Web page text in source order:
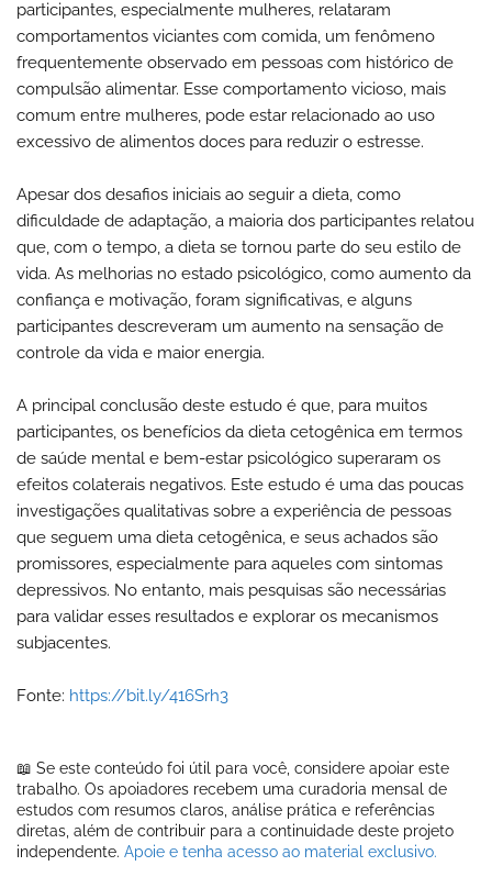
participantes, especialmente mulheres, relataram
comportamentos viciantes com comida, um fenômeno
frequentemente observado em pessoas com histórico de
compulsão alimentar. Esse comportamento vicioso, mais
comum entre mulheres, pode estar relacionado ao uso
excessivo de alimentos doces para reduzir o estresse.
Apesar dos desafios iniciais ao seguir a dieta, como
dificuldade de adaptação, a maioria dos participantes relatou
que, com o tempo, a dieta se tornou parte do seu estilo de
vida. As melhorias no estado psicológico, como aumento da
confiança e motivação, foram significativas, e alguns
participantes descreveram um aumento na sensação de
controle da vida e maior energia.
A principal conclusão deste estudo é que, para muitos
participantes, os benefícios da dieta cetogênica em termos
de saúde mental e bem-estar psicológico superaram os
efeitos colaterais negativos. Este estudo é uma das poucas
investigações qualitativas sobre a experiência de pessoas
que seguem uma dieta cetogênica, e seus achados são
promissores, especialmente para aqueles com sintomas
depressivos. No entanto, mais pesquisas são necessárias
para validar esses resultados e explorar os mecanismos
subjacentes.
Fonte: https://bit.ly/416Srh3
📖 Se este conteúdo foi útil para você, considere apoiar este
trabalho. Os apoiadores recebem uma curadoria mensal de
estudos com resumos claros, análise prática e referências
diretas, além de contribuir para a continuidade deste projeto
independente. Apoie e tenha acesso ao material exclusivo.